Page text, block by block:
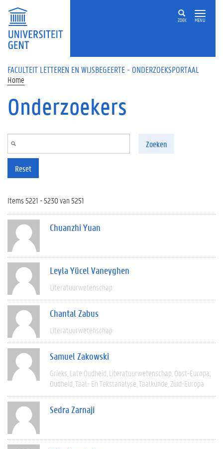
Overslaan en naar de inhoud gaan
ZOEK MENU
FACULTEIT LETTEREN EN WIJSBEGEERTE - ONDERZOEKSPORTAAL
Home
Onderzoekers
Zoeken
Reset
Items 5221 - 5230 van 5251
Chuanzhi Yuan
Leyla Yücel Vaneyghen
Literatuurwetenschap
Chantal Zabus
Literatuurwetenschap
Samuel Zakowski
Grieks Late Oudheid Literatuurwetenschap Oost-Europa
Oudheid Taal- En Tekstanalyse Taalkunde Zuid-Europa
Sedra Zarnaji